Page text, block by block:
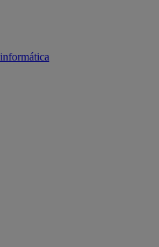
informática